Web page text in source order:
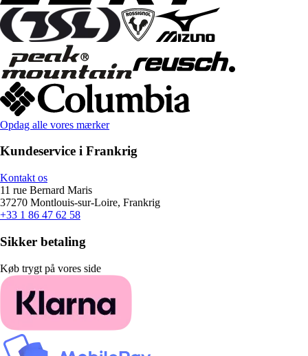
Opdag alle vores mærker
Kundeservice i Frankrig
Kontakt os
11 rue Bernard Maris
37270 Montlouis-sur-Loire, Frankrig
+33 1 86 47 62 58
Sikker betaling
Køb trygt på vores side